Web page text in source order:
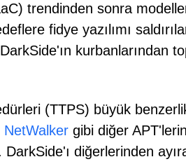
trendinden sonra
fidye yazılımı
kurbanlarından
(TTPS) büyük
NetWalker gibi diğer APT'lerin
diğerlerinden